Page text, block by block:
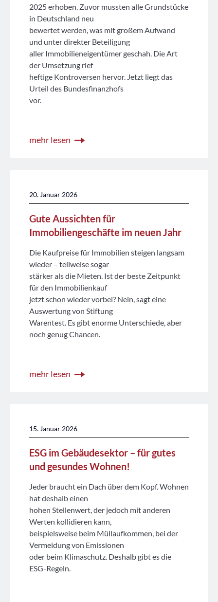
2025 erhoben. Zuvor mussten alle Grundstücke
in Deutschland neu
bewertet werden, was mit großem Aufwand
und unter direkter Beteiligung
aller Immobilieneigentümer geschah. Die Art
der Umsetzung rief
heftige Kontroversen hervor. Jetzt liegt das
Urteil des Bundesfinanzhofs
vor.
mehr lesen
20. Januar 2026
Gute Aussichten für
Immobiliengeschäfte im neuen Jahr
Die Kaufpreise für Immobilien steigen langsam
wieder – teilweise sogar
stärker als die Mieten. Ist der beste Zeitpunkt
für den Immobilienkauf
jetzt schon wieder vorbei? Nein, sagt eine
Auswertung von Stiftung
Warentest. Es gibt enorme Unterschiede, aber
noch genug Chancen.
mehr lesen
15. Januar 2026
ESG im Gebäudesektor – für gutes
und gesundes Wohnen!
Jeder braucht ein Dach über dem Kopf. Wohnen
hat deshalb einen
hohen Stellenwert, der jedoch mit anderen
Werten kollidieren kann,
beispielsweise beim Müllaufkommen, bei der
Vermeidung von Emissionen
oder beim Klimaschutz. Deshalb gibt es die
ESG-Regeln.